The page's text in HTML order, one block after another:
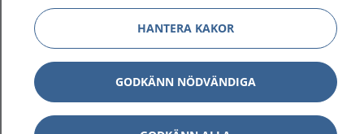
Hantering av kakor
Inställningar för kakor
1177 – en tjänst frånInera.
HANTERA KAKOR
GODKÄNN NÖDVÄNDIGA